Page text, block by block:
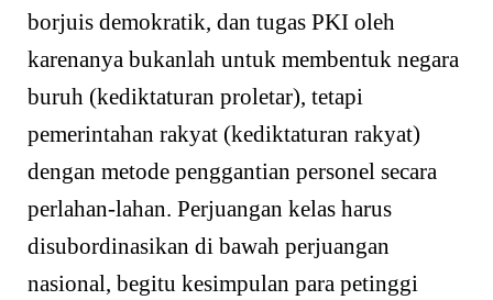
borjuis demokratik, dan tugas PKI oleh
karenanya bukanlah untuk membentuk negara
buruh (kediktaturan proletar), tetapi
pemerintahan rakyat (kediktaturan rakyat)
dengan metode penggantian personel secara
perlahan-lahan. Perjuangan kelas harus
disubordinasikan di bawah perjuangan
nasional, begitu kesimpulan para petinggi